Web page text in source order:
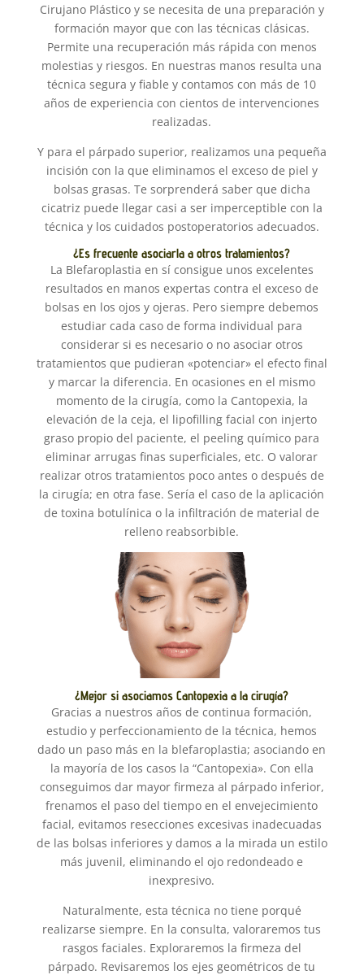
Cirujano Plástico y se necesita de una preparación y
formación mayor que con las técnicas clásicas.
Permite una recuperación más rápida con menos
molestias y riesgos. En nuestras manos resulta una
técnica segura y fiable y contamos con más de 10
años de experiencia con cientos de intervenciones
realizadas.
Y para el párpado superior, realizamos una pequeña
incisión con la que eliminamos el exceso de piel y
bolsas grasas. Te sorprenderá saber que dicha
cicatriz puede llegar casi a ser imperceptible con la
técnica y los cuidados postoperatorios adecuados.
¿Es frecuente asociarla a otros tratamientos?
La Blefaroplastia en sí consigue unos excelentes
resultados en manos expertas contra el exceso de
bolsas en los ojos y ojeras. Pero siempre debemos
estudiar cada caso de forma individual para
considerar si es necesario o no asociar otros
tratamientos que pudieran «potenciar» el efecto final
y marcar la diferencia. En ocasiones en el mismo
momento de la cirugía, como la Cantopexia, la
elevación de la ceja, el lipofilling facial con injerto
graso propio del paciente, el peeling químico para
eliminar arrugas finas superficiales, etc. O valorar
realizar otros tratamientos poco antes o después de
la cirugía; en otra fase. Sería el caso de la aplicación
de toxina botulínica o la infiltración de material de
relleno reabsorbible.
¿Mejor si asociamos Cantopexia a la cirugía?
Gracias a nuestros años de continua formación,
estudio y perfeccionamiento de la técnica, hemos
dado un paso más en la blefaroplastia; asociando en
la mayoría de los casos la “Cantopexia». Con ella
conseguimos dar mayor firmeza al párpado inferior,
frenamos el paso del tiempo en el envejecimiento
facial, evitamos resecciones excesivas inadecuadas
de las bolsas inferiores y damos a la mirada un estilo
más juvenil, eliminando el ojo redondeado e
inexpresivo.
Naturalmente, esta técnica no tiene porqué
realizarse siempre. En la consulta, valoraremos tus
rasgos faciales. Exploraremos la firmeza del
párpado. Revisaremos los ejes geométricos de tu